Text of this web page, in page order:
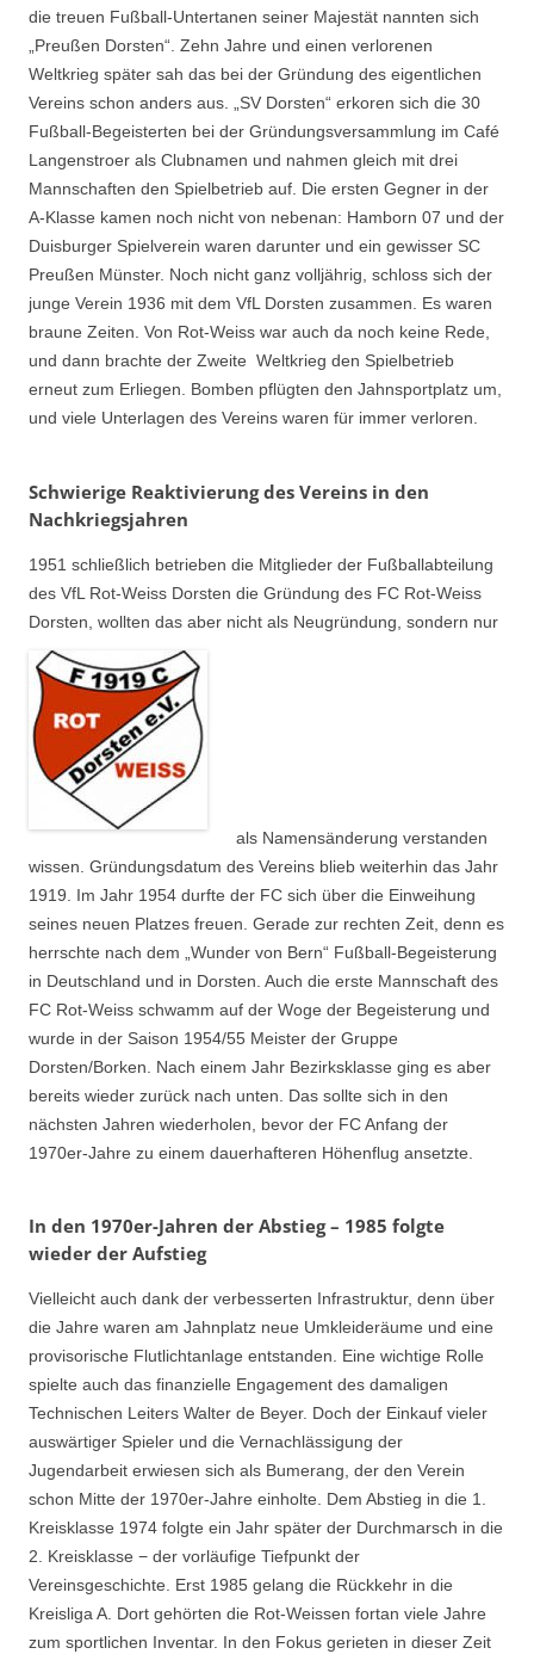
die treuen Fußball-Untertanen seiner Majestät nannten sich
„Preußen Dorsten“. Zehn Jahre und einen verlorenen
Weltkrieg später sah das bei der Gründung des eigentlichen
Vereins schon anders aus. „SV Dorsten“ erkoren sich die 30
Fußball-Begeisterten bei der Gründungsversammlung im Café
Langenstroer als Clubnamen und nahmen gleich mit drei
Mannschaften den Spielbetrieb auf. Die ersten Gegner in der
A-Klasse kamen noch nicht von nebenan: Hamborn 07 und der
Duisburger Spielverein waren darunter und ein gewisser SC
Preußen Münster. Noch nicht ganz volljährig, schloss sich der
junge Verein 1936 mit dem VfL Dorsten zusammen. Es waren
braune Zeiten. Von Rot-Weiss war auch da noch keine Rede,
und dann brachte der Zweite Weltkrieg den Spielbetrieb
erneut zum Erliegen. Bomben pflügten den Jahnsportplatz um,
und viele Unterlagen des Vereins waren für immer verloren.
Schwierige Reaktivierung des Vereins in den
Nachkriegsjahren
1951 schließlich betrieben die Mitglieder der Fußballabteilung
des VfL Rot-Weiss Dorsten die Gründung des FC Rot-Weiss
Dorsten, wollten das aber nicht als Neugründung, sondern nur
als Namensänderung verstanden
wissen. Gründungsdatum des Vereins blieb weiterhin das Jahr
1919. Im Jahr 1954 durfte der FC sich über die Einweihung
seines neuen Platzes freuen. Gerade zur rechten Zeit, denn es
herrschte nach dem „Wunder von Bern“ Fußball-Begeisterung
in Deutschland und in Dorsten. Auch die erste Mannschaft des
FC Rot-Weiss schwamm auf der Woge der Begeisterung und
wurde in der Saison 1954/55 Meister der Gruppe
Dorsten/Borken. Nach einem Jahr Bezirksklasse ging es aber
bereits wieder zurück nach unten. Das sollte sich in den
nächsten Jahren wiederholen, bevor der FC Anfang der
1970er-Jahre zu einem dauerhafteren Höhenflug ansetzte.
In den 1970er-Jahren der Abstieg – 1985 folgte
wieder der Aufstieg
Vielleicht auch dank der verbesserten Infrastruktur, denn über
die Jahre waren am Jahnplatz neue Umkleideräume und eine
provisorische Flutlichtanlage entstanden. Eine wichtige Rolle
spielte auch das finanzielle Engagement des damaligen
Technischen Leiters Walter de Beyer. Doch der Einkauf vieler
auswärtiger Spieler und die Vernachlässigung der
Jugendarbeit erwiesen sich als Bumerang, der den Verein
schon Mitte der 1970er-Jahre einholte. Dem Abstieg in die 1.
Kreisklasse 1974 folgte ein Jahr später der Durchmarsch in die
2. Kreisklasse − der vorläufige Tiefpunkt der
Vereinsgeschichte. Erst 1985 gelang die Rückkehr in die
Kreisliga A. Dort gehörten die Rot-Weissen fortan viele Jahre
zum sportlichen Inventar. In den Fokus gerieten in dieser Zeit